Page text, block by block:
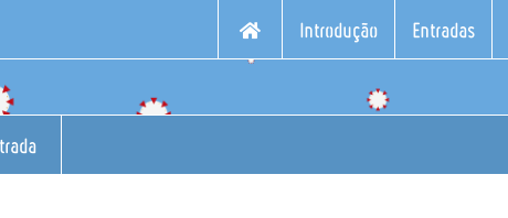
Introdução Entradas